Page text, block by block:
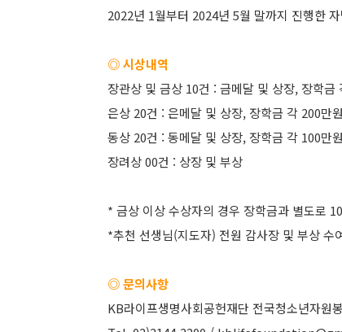
2022년 1월부터 2024년 5월 말까지 진행한
◎ 시상내역
장관상 및 금상 10건 : 금메달 및 상장, 장학금
은상 20건 : 은메달 및 상장, 장학금 각 200만원
동상 20건 : 동메달 및 상장, 장학금 각 100만원
장려상 00건 : 상장 및 부상
* 금상 이상 수상자의 경우 장학금과 별도로
*추천 선생님(지도자) 전원 감사장 및 부상 수
◎ 문의사항
KB라이프생명사회공헌재단 전국청소년자원